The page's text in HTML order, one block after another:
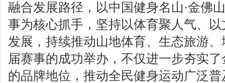
融合发展路径，以中国健身名山·金佛
事为核心抓手，坚持以体育聚人气、
发展，持续推动山地体育、生态旅游
届赛事的成功举办，不仅进一步夯实
的品牌地位，推动全民健身运动广泛